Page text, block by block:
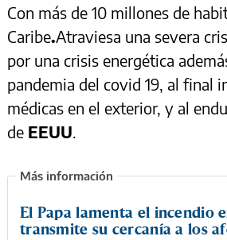
Con más de 10 millones de
Caribe.Atraviesa una severa
por una crisis energética
pandemia del covid 19, al final
médicas en el exterior, y al
de EEUU.
El Papa lamenta el incendio
transmite su cercanía a los